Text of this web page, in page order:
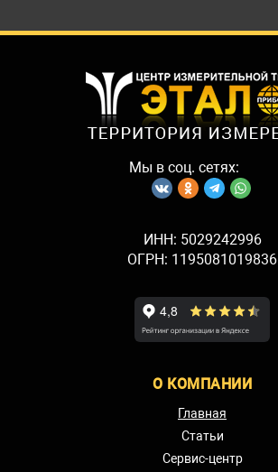
Мы в соц. сетях:
ИНН: 5029242996
ОГРН: 1195081019836
О КОМПАНИИ
Главная
Статьи
Сервис-центр